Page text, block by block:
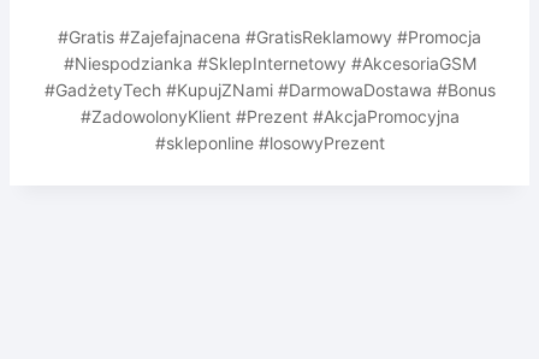
#Gratis #Zajefajnacena #GratisReklamowy #Promocja
#Niespodzianka #SklepInternetowy #AkcesoriaGSM
#GadżetyTech #KupujZNami #DarmowaDostawa #Bonus
#ZadowolonyKlient #Prezent #AkcjaPromocyjna
#skleponline #losowyPrezent